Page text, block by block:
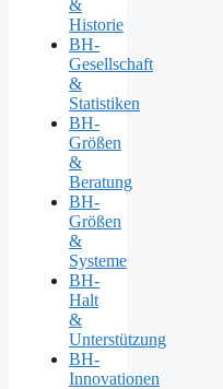
&
Historie
BH-
Gesellschaft
&
Statistiken
BH-
Größen
&
Beratung
BH-
Größen
&
Systeme
BH-
Halt
&
Unterstützung
BH-
Innovationen